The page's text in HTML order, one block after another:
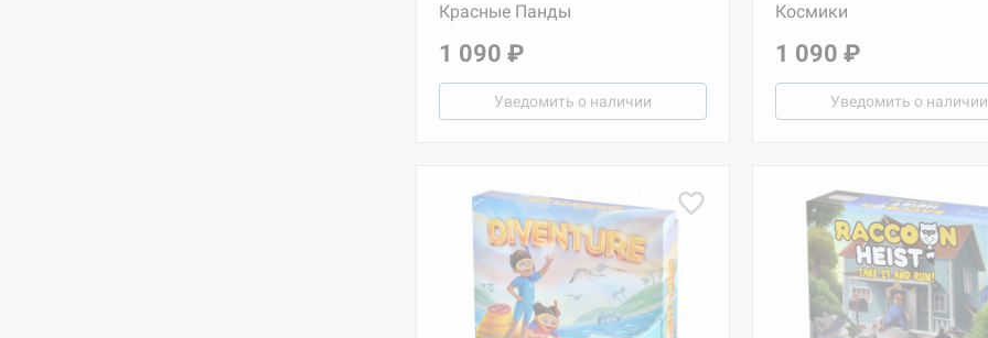
Красные Панды
1 090 ₽
Уведомить о наличии
Космики
1 090 ₽
Уведомить о наличии